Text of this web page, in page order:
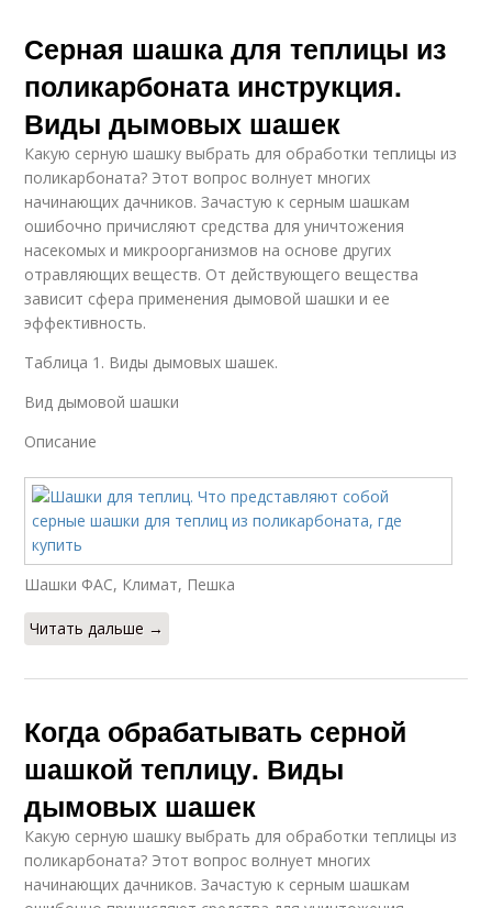
Серная шашка для теплицы из
поликарбоната инструкция.
Виды дымовых шашек
Какую серную шашку выбрать для обработки теплицы из
поликарбоната? Этот вопрос волнует многих
начинающих дачников. Зачастую к серным шашкам
ошибочно причисляют средства для уничтожения
насекомых и микроорганизмов на основе других
отравляющих веществ. От действующего вещества
зависит сфера применения дымовой шашки и ее
эффективность.
Таблица 1. Виды дымовых шашек.
Вид дымовой шашки
Описание
Шашки ФАС, Климат, Пешка
Читать дальше →
Когда обрабатывать серной
шашкой теплицу. Виды
дымовых шашек
Какую серную шашку выбрать для обработки теплицы из
поликарбоната? Этот вопрос волнует многих
начинающих дачников. Зачастую к серным шашкам